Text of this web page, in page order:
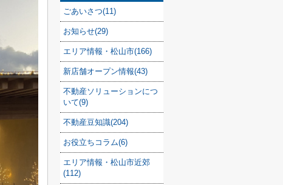
ごあいさつ(11)
お知らせ(29)
エリア情報・松山市(166)
新店舗オープン情報(43)
不動産ソリューションにつ
いて(9)
不動産豆知識(204)
お役立ちコラム(6)
エリア情報・松山市近郊
(112)